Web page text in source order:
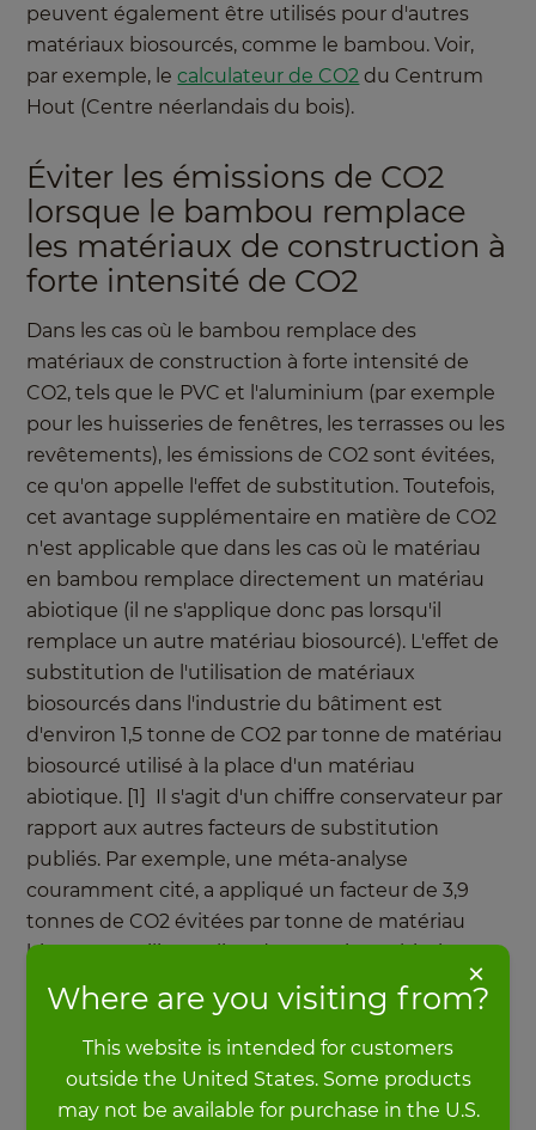
×
Where are you visiting from?
This website is intended for customers
outside the United States. Some products
may not be available for purchase in the U.S.
peuvent également être utilisés pour d'autres
matériaux biosourcés, comme le bambou. Voir,
par exemple, lecalculateur de CO2 du Centrum
Hout (Centre néerlandais du bois).
Éviter les émissions de CO2
lorsque le bambou remplace
les matériaux de construction à
forte intensité de CO2
Dans les cas où le bambou remplace des
matériaux de construction à forte intensité de
CO2, tels que le PVC et l'aluminium (par exemple
pour les huisseries de fenêtres, les terrasses ou les
revêtements), les émissions de CO2 sont évitées,
ce qu'on appelle l'effet de substitution. Toutefois,
cet avantage supplémentaire en matière de CO2
n'est applicable que dans les cas où le matériau
en bambou remplace directement un matériau
abiotique (il ne s'applique donc pas lorsqu'il
remplace un autre matériau biosourcé). L'effet de
substitution de l'utilisation de matériaux
biosourcés dans l'industrie du bâtiment est
d'environ 1,5 tonne de CO2 par tonne de matériau
biosourcé utilisé à la place d'un matériau
abiotique. [1] Il s'agit d'un chiffre conservateur par
rapport aux autres facteurs de substitution
publiés. Par exemple, une méta-analyse
couramment cité, a appliqué un facteur de 3,9
tonnes de CO2 évitées par tonne de matériau
biosourcé utilisé au lieu de matériaux abiotiques.
[2]
Vous voulez en savoir plus sur le bambou et le
stockage du CO2 ? Lisez"Le bambou en plein
essor : La (re)découverte d'un matériau durable